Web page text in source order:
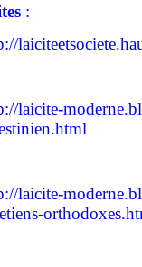
:
laicite-
laicite-